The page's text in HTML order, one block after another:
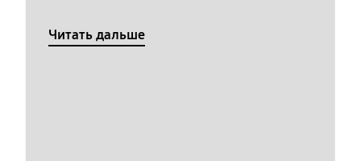
Читать дальше